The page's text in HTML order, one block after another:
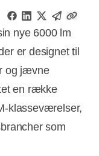
nye 6000 lm
er designet til
og jævne
en række
klasseværelser,
som